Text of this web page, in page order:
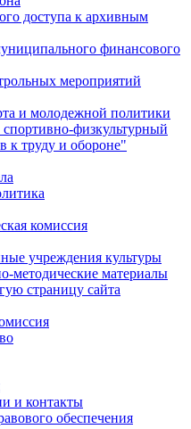
доступа к архивным
финансового
мероприятий
и молодежной политики
физкультурный
к труду и обороне"
комиссия
учреждения культуры
методические материалы
страницу сайта
и контакты
обеспечения